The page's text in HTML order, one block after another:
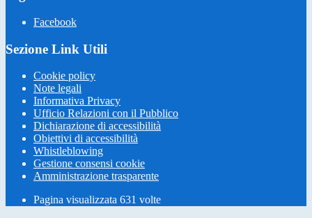
Facebook
Sezione Link Utili
Cookie policy
Note legali
Informativa Privacy
Ufficio Relazioni con il Pubblico
Dichiarazione di accessibilità
Obiettivi di accessibilità
Whistleblowing
Gestione consensi cookie
Amministrazione trasparente
Pagina visualizzata 631 volte